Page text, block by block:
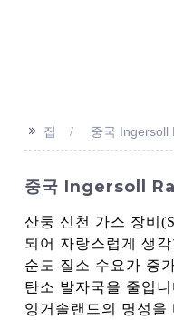
>> 집 중국 Ingersoll
중국 Ingersoll
산둥 신천 가스 장비
되어 자랑스럽게 생
순도 질소 수요가 증
탄소 발자국을 줄입
잉거솔랜드의 명성을